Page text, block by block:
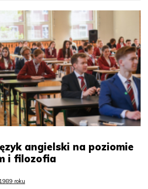
angielski na poziomie
i filozofia
roku